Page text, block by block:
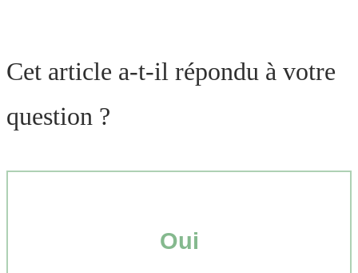
Cet article a-t-il répondu à votre
question ?
Oui